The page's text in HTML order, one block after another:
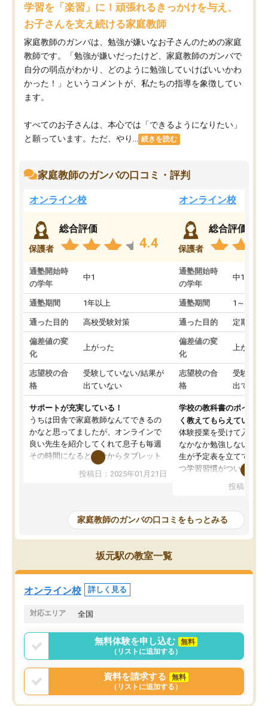
学習を「楽習」に！頑張れるきっかけを与え、
お子さんを支え続ける家庭教師
家庭教師のガンバは、勉強が嫌いなお子さんのための家庭
教師です。「勉強が嫌いだったけど、家庭教師のガンバで
自分の弱点がわかり、どのように勉強していけばいいかわ
かった！」というコメントが、私たちの指導を象徴してい
ます。
すべてのお子さんは、本心では「できるようになりたい」
と願っています。ただ、やり...
続きを読む
家庭教師のガンバの口コミ・評判
オンライン校
保護者
総合評価
4.4
通塾開始時
の学年
中1
通塾期間 1年以上
通った目的 高校受験対策
偏差値の変
化
上がった
志望校の合
格
受験していない/結果が
出ていない
サポートが充実している！
うちは田舎で家庭教師なんてできるの
かなと思ってましたが、オンラインで
良い先生を紹介してくれて息子も毎週
その時間になると自分からタブレット
を開いてzoomを繋げるようになりまし
た！5科目なんでもOKなのもとても気
めて1年ほどだった今では平均点以上の
科目が増えてきました！あと1年受験ま
であるので無料の週末教室を使用しな
がら頑張って欲しいと思います！
投稿日：2025年01月21日
オンライン校
保護者
総合評価
通塾開始時
の学年
中1
通塾期間 1～3ヵ月
通った目的 定期テス
偏差値の変
化
上がった
志望校の合
格
受験して
出ていな
学校の教科書のポイント
く教えてもらえている
体験授業を受けて入塾し
なかなか勉強しない息子
生が予定表を立ててくれ
つ学習習慣がついてきま
指導が無い日も予定表
問できるのでとても助か
投稿日：
家庭教師のガンバの口コミをもっとみる
坂元駅の教室一覧
オンライン校 詳しく見る
対応エリア 全国
無料体験を申し込む
無料
（リストに追加する）
資料を請求する
無料
（リストに追加する）